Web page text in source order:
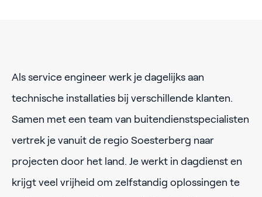
Als service engineer werk je dagelijks aan
technische installaties bij verschillende klanten.
Samen met een team van buitendienstspecialisten
vertrek je vanuit de regio Soesterberg naar
projecten door het land. Je werkt in dagdienst en
krijgt veel vrijheid om zelfstandig oplossingen te